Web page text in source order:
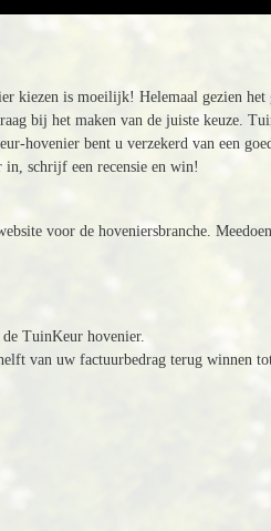
kiezen is moeilijk! Helemaal gezien
bij het maken van de juiste keuze.
hovenier bent u verzekerd van een
schrijf een recensie en win!
voor de hoveniersbranche.
TuinKeur hovenier.
van uw factuurbedrag terug winnen